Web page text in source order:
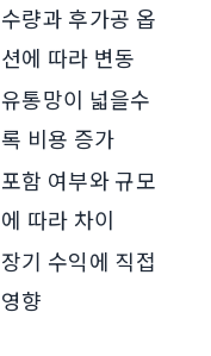
수량과 후가공 옵
션에 따라 변동
유통망이 넓을수
록 비용 증가
포함 여부와 규모
에 따라 차이
장기 수익에 직접
영향